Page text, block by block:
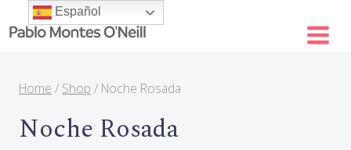
to
Home / Shop / Noche Rosada
Noche Rosada
Español